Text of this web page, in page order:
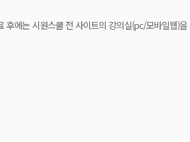
후에는 시원스쿨 전 사이트의 강의실(pc/모바일웹)